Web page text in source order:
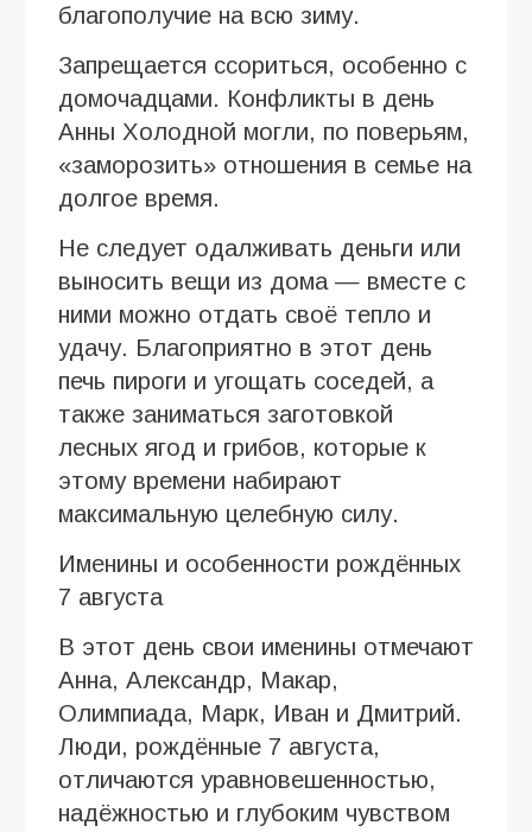
благополучие на всю зиму.
Запрещается ссориться, особенно с
домочадцами. Конфликты в день
Анны Холодной могли, по поверьям,
«заморозить» отношения в семье на
долгое время.
Не следует одалживать деньги или
выносить вещи из дома — вместе с
ними можно отдать своё тепло и
удачу. Благоприятно в этот день
печь пироги и угощать соседей, а
также заниматься заготовкой
лесных ягод и грибов, которые к
этому времени набирают
максимальную целебную силу.
Именины и особенности рождённых
7 августа
В этот день свои именины отмечают
Анна, Александр, Макар,
Олимпиада, Марк, Иван и Дмитрий.
Люди, рождённые 7 августа,
отличаются уравновешенностью,
надёжностью и глубоким чувством